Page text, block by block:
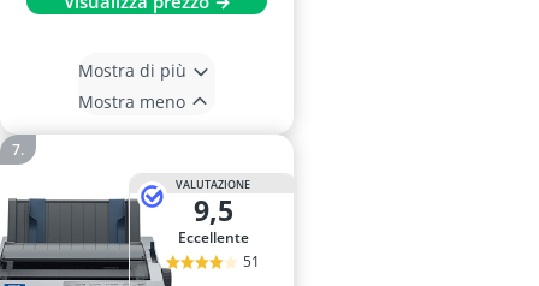
Mostra di più
Mostra meno
VALUTAZIONE
9,5
Eccellente
51